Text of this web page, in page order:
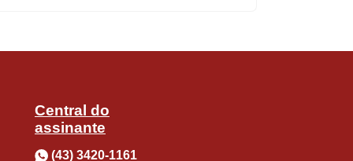
à “assumir qualquer conduta
Pedro Tchoca, o lateral-esquerdo
campistas André e Allan,
Central do
assinante
(43) 3420-1161